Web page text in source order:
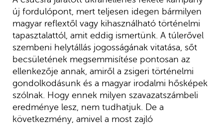
új fordulópont, mert teljesen idegen bármilyen
magyar reflextől vagy kihasználható történelmi
tapasztalattól, amit eddig ismertünk. A túlerővel
szembeni helytállás jogosságának vitatása, sőt
becsületének megsemmisítése pontosan az
ellenkezője annak, amiről a zsigeri történelmi
gondolkodásunk és a magyar irodalmi hősképek
szólnak. Hogy ennek milyen szavazatszámbeli
eredménye lesz, nem tudhatjuk. De a
következmény, amivel a most zajló